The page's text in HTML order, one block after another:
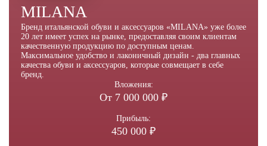
MILANA
Бренд итальянской обуви и аксессуаров «MILANA» уже более
20 лет имеет успех на рынке, предоставляя своим клиентам
качественную продукцию по доступным ценам.
Максимальное удобство и лаконичный дизайн - два главных
качества обуви и аксессуаров, которые совмещает в себе
бренд.
Вложения:
От 7 000 000 ₽
Прибыль:
450 000 ₽